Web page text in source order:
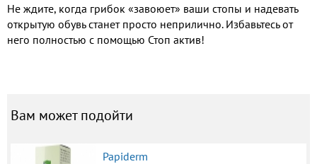
Не ждите, когда грибок «завоюет» ваши стопы и надевать
открытую обувь станет просто неприлично. Избавьтесь от
него полностью с помощью Стоп актив!
Вам может подойти
Papiderm